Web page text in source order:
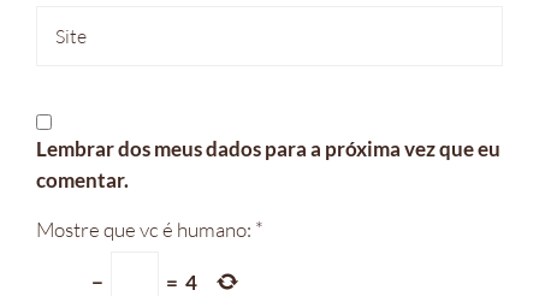
Lembrar dos meus dados para a próxima vez que eu
comentar.
Mostre que vc é humano: *
− = 4